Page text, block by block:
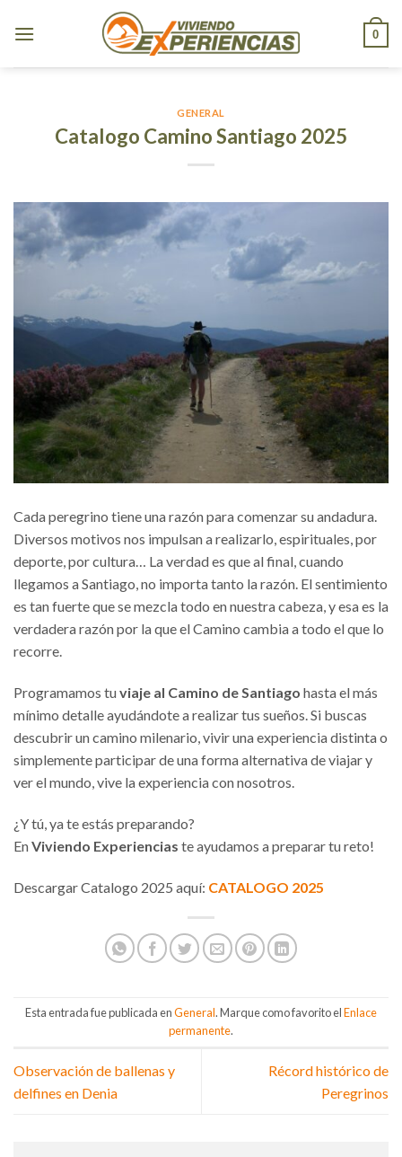
0
GENERAL
Catalogo Camino Santiago 2025
Cada peregrino tiene una razón para comenzar su andadura.
Diversos motivos nos impulsan a realizarlo, espirituales, por
deporte, por cultura… La verdad es que al final, cuando
llegamos a Santiago, no importa tanto la razón. El sentimiento
es tan fuerte que se mezcla todo en nuestra cabeza, y esa es la
verdadera razón por la que el Camino cambia a todo el que lo
recorre.
Programamos tuviaje al Camino de Santiago hasta el más
mínimo detalle ayudándote a realizar tus sueños. Si buscas
descubrir un camino milenario, vivir una experiencia distinta o
simplemente participar de una forma alternativa de viajar y
ver el mundo, vive la experiencia con nosotros.
¿Y tú, ya te estás preparando?
EnViviendo Experiencias te ayudamos a preparar tu reto!
Descargar Catalogo 2025 aquí: CATALOGO 2025
Esta entrada fue publicada enGeneral. Marque como favorito elEnlace
permanente.
Observación de ballenas y
delfines en Denia
Récord histórico de
Peregrinos